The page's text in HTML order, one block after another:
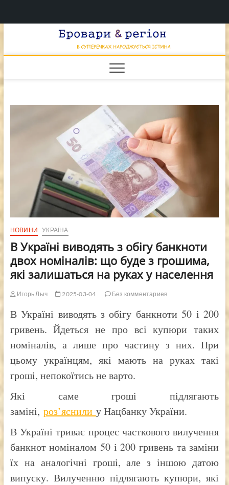
&
НАРОДЖУЄТЬСЯ
НОВИНИ УКРАЇНА
В Україні виводять з обігу банкноти
двох номіналів: що буде з грошима,
які залишаться на руках у населення
Игорь Лыч 2025-03-04 Без комментариев
В Україні виводять з обігу банкноти 50 і 200
гривень. Йдеться не про всі купюри таких
номіналів, а лише про частину з них. При
цьому українцям, які мають на руках такі
гроші, непокоїтись не варто.
Які саме гроші підлягають
заміні, роз’яснили у Нацбанку України.
В Україні триває процес часткового вилучення
банкнот номіналом 50 і 200 гривень та заміни
їх на аналогічні гроші, але з іншою датою
випуску. Вилученню підлягають купюри, які